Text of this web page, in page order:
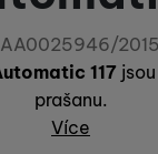
AA0025946/2015
117
prašanu.
Více